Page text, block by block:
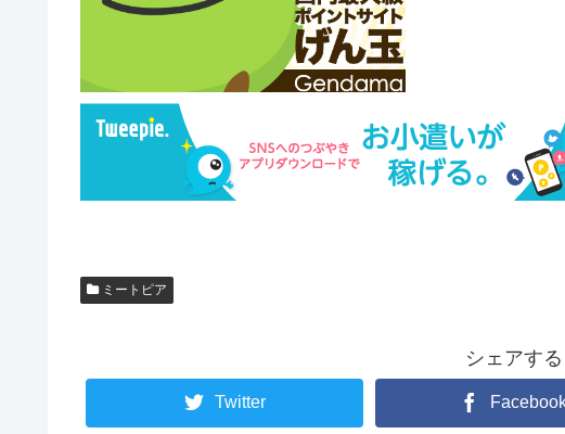
ミートピア
シェアする
Twitter